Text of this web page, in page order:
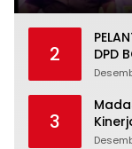
2
DPD
3